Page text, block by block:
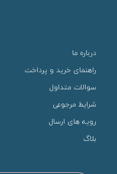
درباره ما
راهنمای خرید و پرداخت
سوالات متداول
شرایط مرجوعی
رویه های ارسال
بلاگ